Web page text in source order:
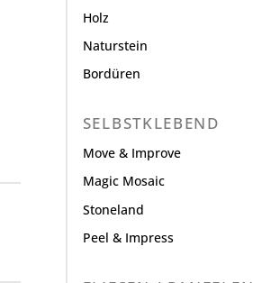
Holz
Naturstein
Bordüren
SELBSTKLEBEND
Move & Improve
Magic Mosaic
Stoneland
Peel & Impress